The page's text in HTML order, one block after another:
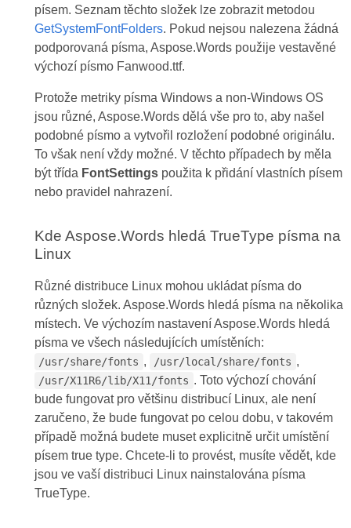
písem. Seznam těchto složek lze zobrazit metodou
GetSystemFontFolders. Pokud nejsou nalezena žádná
podporovaná písma, Aspose.Words použije vestavěné
výchozí písmo Fanwood.ttf.
Protože metriky písma Windows a non-Windows OS
jsou různé, Aspose.Words dělá vše pro to, aby našel
podobné písmo a vytvořil rozložení podobné originálu.
To však není vždy možné. V těchto případech by měla
být třída FontSettingspoužita k přidání vlastních písem
nebo pravidel nahrazení.
Kde Aspose.Words hledá TrueType písma na
Linux
Různé distribuce Linux mohou ukládat písma do
různých složek. Aspose.Words hledá písma na několika
místech. Ve výchozím nastavení Aspose.Words hledá
písma ve všech následujících umístěních:
/usr/share/fonts , /usr/local/share/fonts ,
/usr/X11R6/lib/X11/fonts . Toto výchozí chování
bude fungovat pro většinu distribucí Linux, ale není
zaručeno, že bude fungovat po celou dobu, v takovém
případě možná budete muset explicitně určit umístění
písem true type. Chcete-li to provést, musíte vědět, kde
jsou ve vaší distribuci Linux nainstalována písma
TrueType.